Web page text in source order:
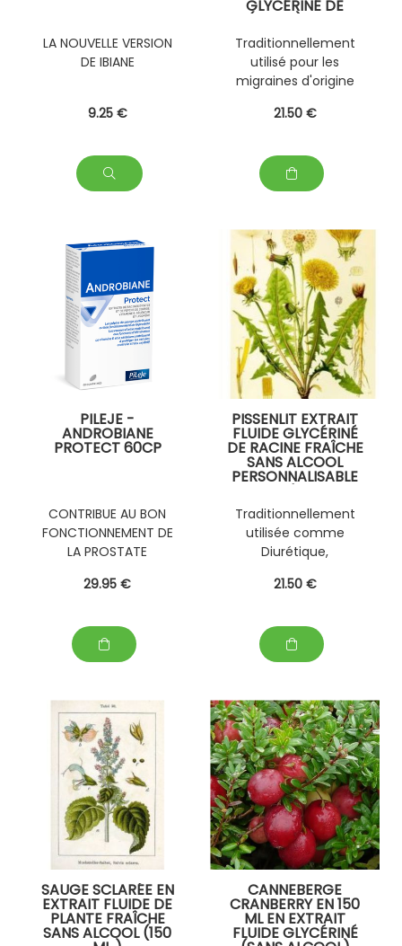
LA NOUVELLE VERSION
DE IBIANE
9.25 €
GLYCÉRINÉ DE
(150ML) SANS
ALCOOL
PERSONNALISABLE
AVEC D' AUTRES
PLANTES FRAÎCHES
(EPS)
Traditionnellement
utilisé pour les
migraines d'origine
21.50 €
PILEJE -
ANDROBIANE
PROTECT 60CP
CONTRIBUE AU BON
FONCTIONNEMENT DE
LA PROSTATE
29.95 €
PISSENLIT EXTRAIT
FLUIDE GLYCÉRINÉ
DE RACINE FRAÎCHE
SANS ALCOOL
PERSONNALISABLE
AVEC D' AUTRES
PLANTES FRAÎCHES
(EPS)
Traditionnellement
utilisée comme
Diurétique,
cholagogue et aussi
21.50 €
SAUGE SCLARÉE EN
EXTRAIT FLUIDE DE
PLANTE FRAÎCHE
SANS ALCOOL (150
CANNEBERGE
CRANBERRY EN 150
ML EN EXTRAIT
FLUIDE GLYCÉRINÉ